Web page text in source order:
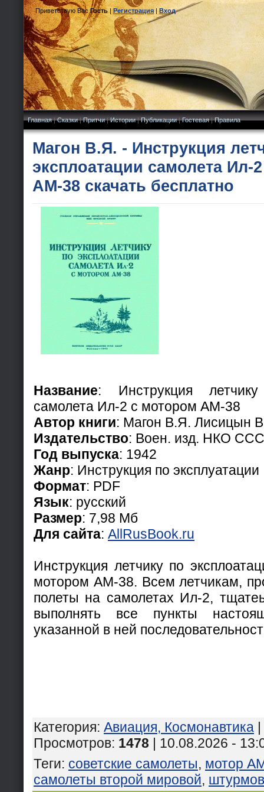
Приветствую Вас Гость|Регистрация|Вход
Главная|Сказки|Притчи|Истории|Публикации|Гостевая|Правила
Магон В.Я. - Инструкция
эксплоатации самолета Ил-
АМ-38 скачать бесплатно
Название: Инструкция
самолета Ил-2 с мотором АМ-38
Автор книги: Магон В.Я. Лисицын
Издательство: Воен. изд. НКО
Год выпуска: 1942
Жанр: Инструкция по эксплуатации
Формат: PDF
Язык: русский
Размер: 7,98 Мб
Для сайта: AllRusBook.ru
Инструкция летчику по
мотором АМ-38. Всем летчикам,
полеты на самолетах Ил-2,
выполнять все пункты
указанной в ней
Категория: Авиация, Космонавтика |
Просмотров: 1478 | 10.08.2026 -
Теги: советские самолеты, мотор
самолеты второй мировой,